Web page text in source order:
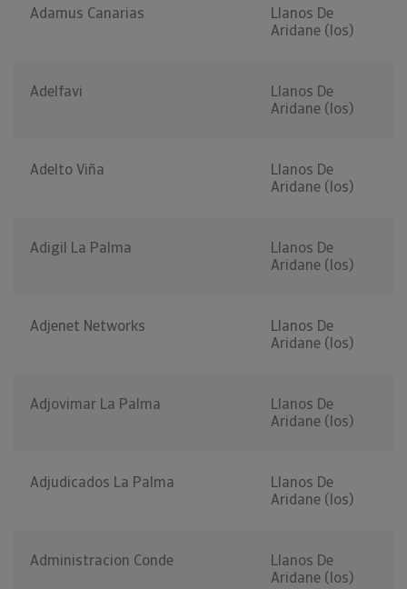
Adamus Canarias
Llanos De
Aridane (los)
Adelfavi
Llanos De
Aridane (los)
Adelto Viña
Llanos De
Aridane (los)
Adigil La Palma
Llanos De
Aridane (los)
Adjenet Networks
Llanos De
Aridane (los)
Adjovimar La Palma
Llanos De
Aridane (los)
Adjudicados La Palma
Llanos De
Aridane (los)
Administracion Conde
Llanos De
Aridane (los)